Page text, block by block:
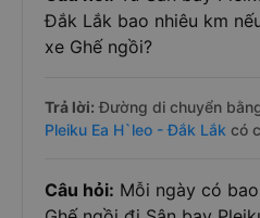
Đắk Lắk bao nhiêu km
xe Ghế ngồi?
Trả lời: Đường di chuyển
Pleiku Ea H`leo - Đắk Lắk có
Câu hỏi: Mỗi ngày có